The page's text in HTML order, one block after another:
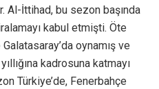
Al-İttihad, bu sezon başında
kabul etmişti. Öte
oynamış ve
kadrosuna katmayı
Türkiye’de, Fenerbahçe